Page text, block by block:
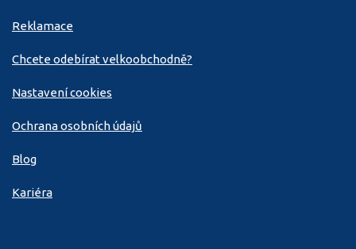
Reklamace
Chcete odebírat velkoobchodně?
Nastavení cookies
Ochrana osobních údajů
Blog
Kariéra